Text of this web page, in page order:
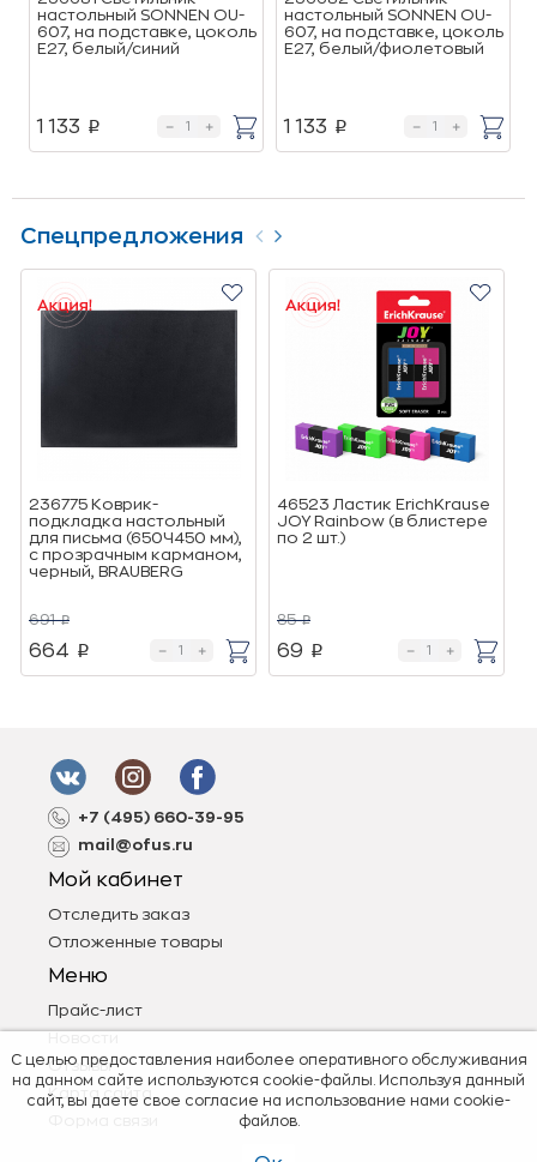
настольный SONNEN OU-
607, на подставке, цоколь
Е27, белый/синий
1 133 p
настольный SONNEN OU-
607, на подставке, цоколь
Е27, белый/фиолетовый
1 133 p
Спецпредложения
236775 Коврик-
подкладка настольный
для письма (650Ч450 мм),
с прозрачным карманом,
черный, BRAUBERG
691 p
664 p
46523 Ластик ErichKrause
JOY Rainbow (в блистере
по 2 шт.)
85 p
69 p
+7 (495) 660-39-95
mail@ofus.ru
Мой кабинет
Отследить заказ
Отложенные товары
Меню
Прайс-лист
Отзывы
Карта сайта
С целью предоставления наиболее оперативного обслуживания
на данном сайте используются cookie-файлы. Используя данный
сайт, вы даете свое согласие на использование нами cookie-
файлов.